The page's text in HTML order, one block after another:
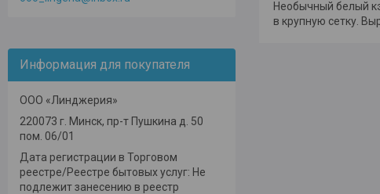
Необычный белый
в крупную сетку.
Информация для покупателя
ООО «Линджерия»
220073 г. Минск, пр-т Пушкина д. 50
пом. 06/01
Дата регистрации в Торговом
реестре/Реестре бытовых услуг: Не
подлежит занесению в реестр